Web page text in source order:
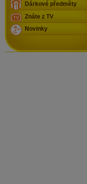
Dárkové předměty
Znáte z TV
Novinky